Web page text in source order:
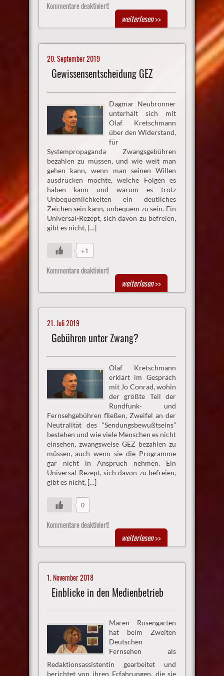
Kommentare deaktiviert!
weiterlesen>>
20. September 2019
Gewissensentscheidung GEZ
Dagmar Neubronner
unterhält sich mit
Olaf Kretschmann
über den Widerstand,
für
Systempropaganda Zwangsgebühren
bezahlen zu müssen, und wie weit man
gehen kann, wenn man seinen Willen
ausdrücken möchte, welche Folgen es
haben kann und warum es trotz
Unbequemlichkeiten ein deutliches
Zeichen sein kann, unbequem zu sein. Ein
Universal-Rezept, sich davon zu befreien,
gibt es nicht, […]
+1
Kommentare deaktiviert!
weiterlesen>>
21. Juli 2019
Gebühren unter Zwang?
Olaf Kretschmann
erklärt im Gespräch
mit Jo Conrad, wohin
der größte Teil der
Rundfunk- und
Fernsehgebühren fließen, Zweifel an der
Neutralität des “Sendungsbewußtseins”
bestehen und wie viele Menschen es nicht
einsehen, zwangsweise GEZ bezahlen zu
müssen, auch wenn sie die Programme
gar nicht in Anspruch nehmen. Ein
Universal-Rezept, sich davon zu befreien,
gibt es nicht, […]
0
Kommentare deaktiviert!
weiterlesen>>
1. November 2018
Einblicke in den Medienbetrieb
Maren Rosengarten
hat beim Zweiten
Deutschen
Fernsehen als
Redaktionsassistentin gearbeitet und
berichtet von ihren Erfahrungen, die sie